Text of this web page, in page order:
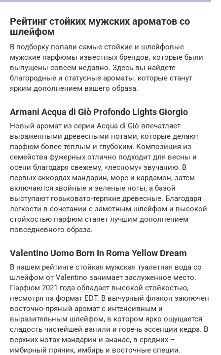
Рейтинг стойких мужских ароматов со
шлейфом
В подборку попали самые стойкие и шлейфовые
мужские парфюмы известных брендов, которые были
выпущены совсем недавно. Здесь вы найдете
благородные и статусные ароматы, которые станут
ярким дополнением вашего образа.
Armani Acqua di Giò Profondo Lights Giorgio
Новый аромат из серии Acqua di Giò впечатляет
выраженными древесными нотами, которые делают
парфюм более теплым и глубоким. Композиция из
семейства фужерных отлично подходит для весны и
осени благодаря свежему, «лесному» звучанию. В
первых аккордах мандарин, море и кардамон, затем
включаются хвойные и зеленые ноты, а базой
выступают горьковато-терпкие древесные. Благодаря
легкости в сочетании с заметным шлейфом и высокой
стойкостью парфюм станет лучшим дополнением
повседневного образа.
Valentino Uomo Born In Roma Yellow Dream
В нашем рейтинге стойкая мужская туалетная вода со
шлейфом от Valentino занимает заслуженное место.
Парфюм 2021 года обладает высокой стойкостью,
несмотря на формат EDT. В вычурный флакон заключен
восточно-пряный аромат с интенсивным и
выразительным шлейфом, в котором ярко ощущается
сладость чистейшей ванили и горечь эссенции кедра. В
верхних нотах мандарин и ананас, в средних –
имбирный пряник, имбирь и восточные специи.